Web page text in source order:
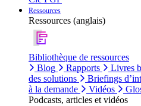
Ressources
Ressources (anglais)
Bibliothèque de ressources
Blog
Rapports Livres
des solutions
Briefings
à la demande
Vidéos
Podcasts, articles et vidéos